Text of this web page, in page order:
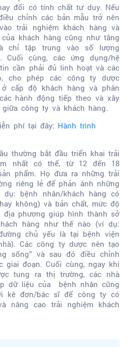
đổi có tính chất tư duy. Nếu
chỉnh các bản mẫu trở nên
trải nghiệm khách hàng và
khách hàng cũng như tăng
chỉ tập trung vào số lượng
Cuối cùng, các ứng dụng/hệ
cần phải đủ linh hoạt và các
cho phép các công ty dược
cấp độ khách hàng và phân
hành động tiếp theo và xây
công ty và khách hàng.
phí tại đây: Hành trình
thường bắt đầu triển khai trải
nhất có thể, từ 12 đến 18
phẩm. Họ đưa ra những trải
riêng lẻ để phản ánh những
bệnh nhân/khách hàng có
không) và bản chất, mức độ
phương giúp hình thành sở
hàng như thế nào (ví dụ:
chủ yếu là tại bệnh viện
Các công ty dược nên tạo
sống” và sau đó điều chỉnh
giai đoạn. Cuối cùng, ngay khi
tung ra thị trường, các nhà
dữ liệu của bệnh nhân cũng
kê đơn/bác sĩ để công ty có
nâng cao trải nghiệm khách